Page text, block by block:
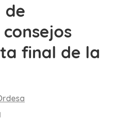
de
final de la